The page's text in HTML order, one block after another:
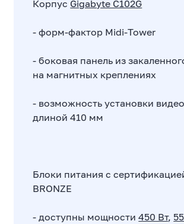
Корпус Gigabyte C102G
- форм-фактор Midi-Tower
- боковая панель из
на магнитных креплениях
- возможность установки
длиной 410 мм
Блоки питания с
BRONZE
- доступны мощности450 Вт,